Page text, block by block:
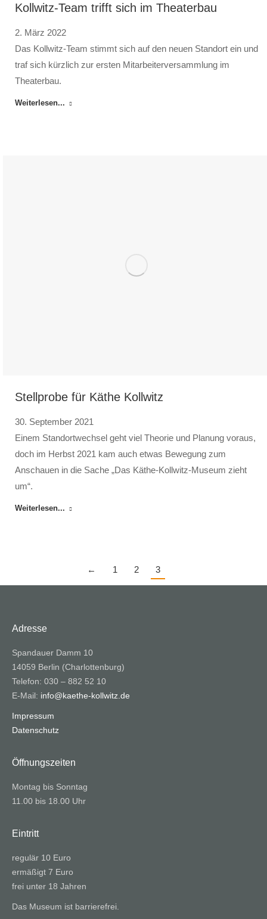
Kollwitz-Team trifft sich im Theaterbau
2. März 2022
Das Kollwitz-Team stimmt sich auf den neuen Standort ein und
traf sich kürzlich zur ersten Mitarbeiterversammlung im
Theaterbau.
Weiterlesen...
Stellprobe für Käthe Kollwitz
30. September 2021
Einem Standortwechsel geht viel Theorie und Planung voraus,
doch im Herbst 2021 kam auch etwas Bewegung zum
Anschauen in die Sache „Das Käthe-Kollwitz-Museum zieht
um“.
Weiterlesen...
← 1 2 3
Adresse
Spandauer Damm 10
14059 Berlin (Charlottenburg)
Telefon: 030 – 882 52 10
E-Mail: info@kaethe-kollwitz.de
Impressum
Datenschutz
Öffnungszeiten
Montag bis Sonntag
11.00 bis 18.00 Uhr
Eintritt
regulär 10 Euro
ermäßigt 7 Euro
frei unter 18 Jahren
Das Museum ist barrierefrei.